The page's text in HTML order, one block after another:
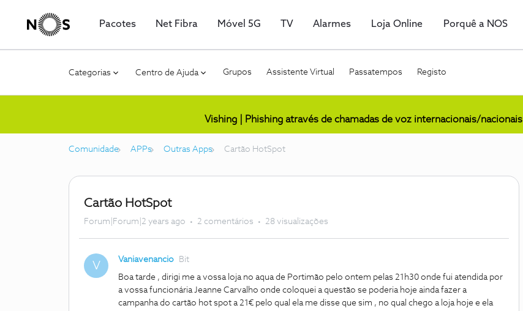
Pacotes Net Fibra Móvel 5G TV Alarmes Loja Online Porquê a NOS
Categorias Centro de Ajuda Grupos Assistente Virtual Passatempos Registo
Vishing | Phishing através de chamadas de voz internacionais/nacionais
Comunidade APPs Outras Apps Cartão HotSpot
Cartão HotSpot
Forum|Forum|2 years ago 2 comentários 28 visualizações
V Vaniavenancio Bit
Boa tarde , dirigi me a vossa loja no aqua de Portimão pelo ontem pelas 21h30 onde fui atendida por
a vossa funcionária Jeanne Carvalho onde coloquei a questão se poderia hoje ainda fazer a
campanha do cartão hot spot a 21€ pelo qual ela me disse que sim , no qual chego a loja hoje e ela